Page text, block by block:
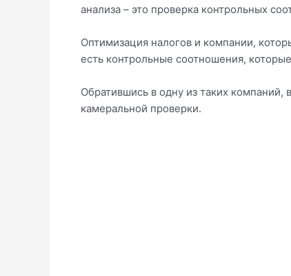
анализа – это проверка контрольных
Оптимизация налогов и компании,
есть контрольные соотношения,
Обратившись в одну из таких
камеральной проверки.